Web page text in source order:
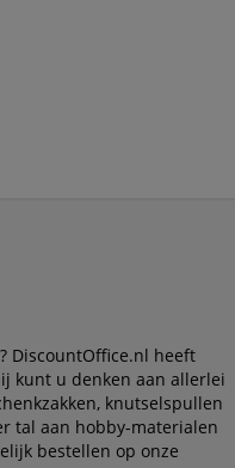
DiscountOffice.nl heeft
kunt u denken aan allerlei
knutselspullen
tal aan hobby-materialen
bestellen op onze